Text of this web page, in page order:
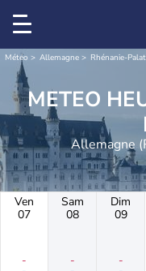
Météo Allemagne Rhénanie-
METEO
Allemagne
Ven
07
-
Sam
08
-
Dim
09
-